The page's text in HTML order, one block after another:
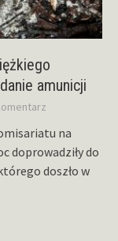
amunicji
na
doprowadziły do
doszło w